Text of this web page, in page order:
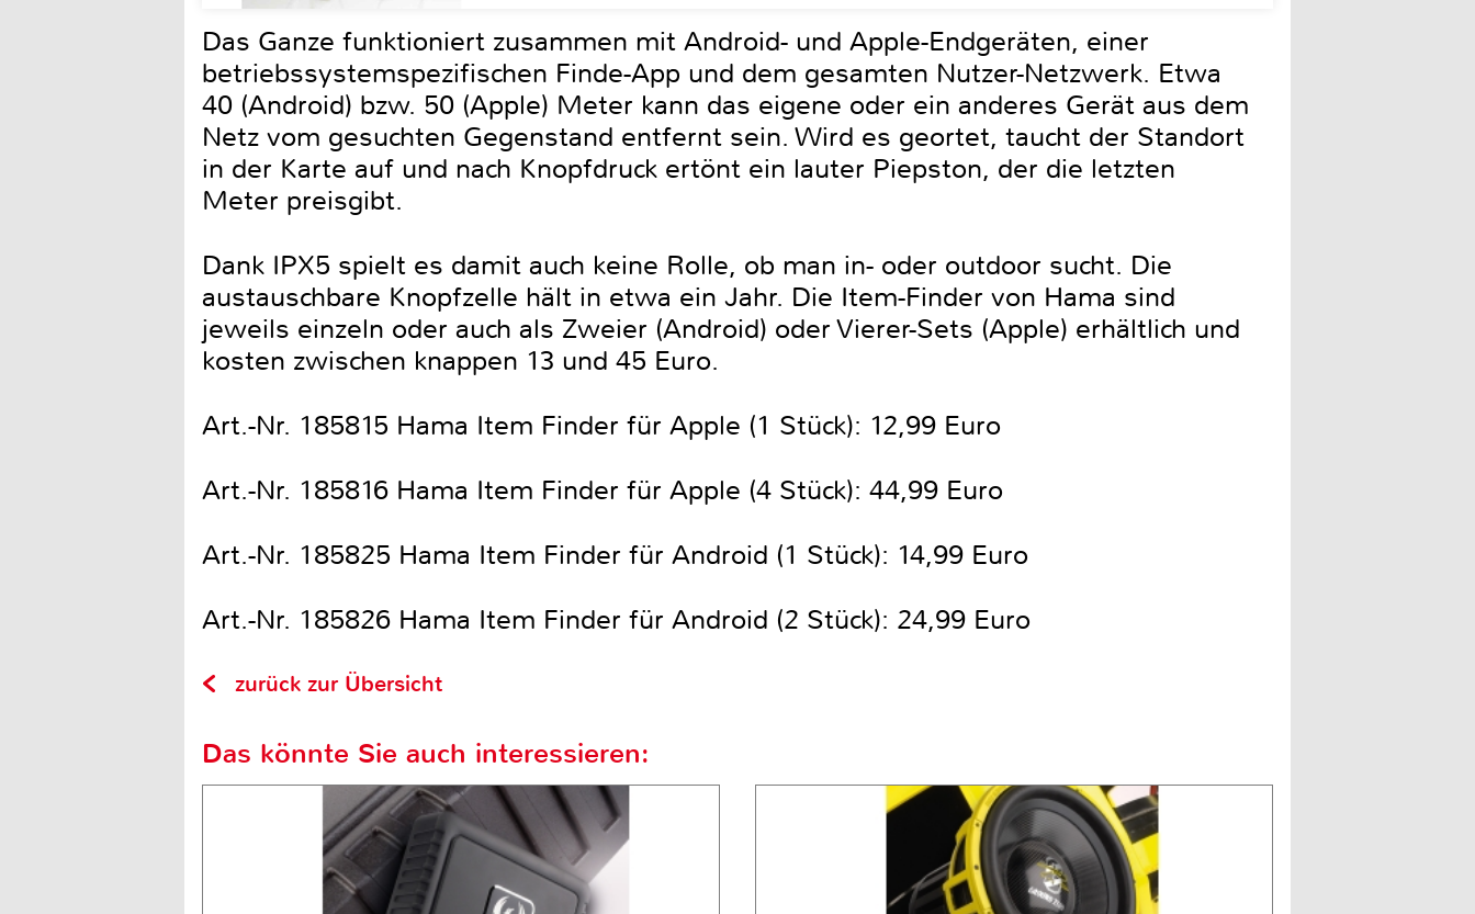
Das Ganze funktioniert zusammen mit Android- und Apple-Endgeräten, einer
betriebssystemspezifischen Finde-App und dem gesamten Nutzer-Netzwerk. Etwa
40 (Android) bzw. 50 (Apple) Meter kann das eigene oder ein anderes Gerät aus dem
Netz vom gesuchten Gegenstand entfernt sein. Wird es geortet, taucht der Standort
in der Karte auf und nach Knopfdruck ertönt ein lauter Piepston, der die letzten
Meter preisgibt.
Dank IPX5 spielt es damit auch keine Rolle, ob man in- oder outdoor sucht. Die
austauschbare Knopfzelle hält in etwa ein Jahr. Die Item-Finder von Hama sind
jeweils einzeln oder auch als Zweier (Android) oder Vierer-Sets (Apple) erhältlich und
kosten zwischen knappen 13 und 45 Euro.
Art.-Nr. 185815 Hama Item Finder für Apple (1 Stück): 12,99 Euro
Art.-Nr. 185816 Hama Item Finder für Apple (4 Stück): 44,99 Euro
Art.-Nr. 185825 Hama Item Finder für Android (1 Stück): 14,99 Euro
Art.-Nr. 185826 Hama Item Finder für Android (2 Stück): 24,99 Euro
zurück zur Übersicht
Das könnte Sie auch interessieren: